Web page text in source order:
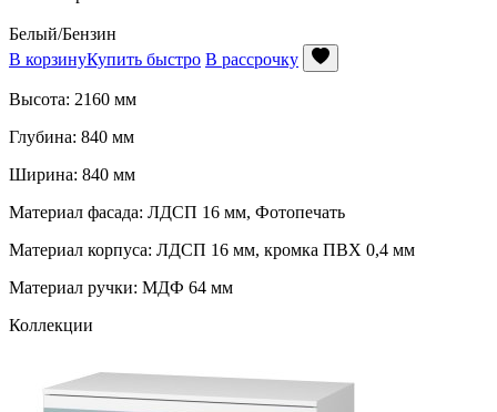
Белый/Бензин
В корзинуКупить быстро В рассрочку
Высота: 2160 мм
Глубина: 840 мм
Ширина: 840 мм
Материал фасада: ЛДСП 16 мм, Фотопечать
Материал корпуса: ЛДСП 16 мм, кромка ПВХ 0,4 мм
Материал ручки: МДФ 64 мм
Коллекции